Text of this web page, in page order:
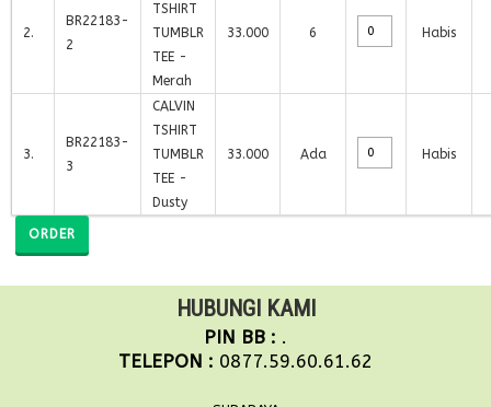
2.
BR22183-
2
TSHIRT
TUMBLR
TEE -
Merah
33.000 6 Habis
3.
BR22183-
3
CALVIN
TSHIRT
TUMBLR
TEE -
Dusty
33.000 Ada Habis
ORDER
HUBUNGI KAMI
PIN BB : .
TELEPON : 0877.59.60.61.62